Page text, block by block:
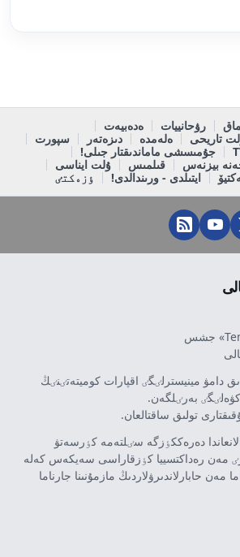
رۋحانييات
ەدەبيەت
تاريحى ەلەمدە دىزەتەر
سپورت
جۇمىسشى ماماندىقتار جىلى!
بيزنەس قىلمىس
ۇلت ايناسى
ايتىلدى - ورىندالدى! ٶزەكتٸ
دامۋ مينيسترلٸگٸ اقپارات كوميتەتٸنٸڭ
تولىق ساقتالعان.
دەرەككٶزگە سٸلتەمە كٶرسەتۋ
مەن رەداكتسييا كٶزقاراسى سەيكەس كەلە
حابارلاندىرۋلاردىڭ مازمۇنىنا جارناما